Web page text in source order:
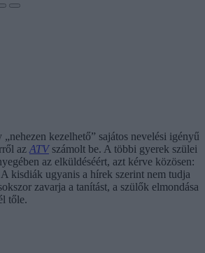
kezelhető” sajátos nevelési igényű
az ATVszámolt be. A többi gyerek szülei
az elküldéséért, azt kérve közösen:
kisdiák ugyanis a hírek szerint nem tudja
zavarja a tanítást, a szülők elmondása
tőle.